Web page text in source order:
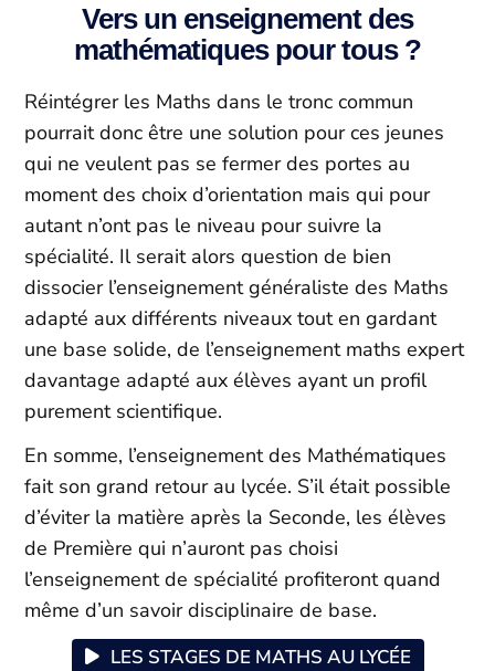
Vers un enseignement des
mathématiques pour tous ?
Réintégrer les Maths dans le tronc commun
pourrait donc être une solution pour ces jeunes
qui ne veulent pas se fermer des portes au
moment des choix d’orientation mais qui pour
autant n’ont pas le niveau pour suivre la
spécialité. Il serait alors question de bien
dissocier l’enseignement généraliste des Maths
adapté aux différents niveaux tout en gardant
une base solide, de l’enseignement maths expert
davantage adapté aux élèves ayant un profil
purement scientifique.
En somme, l’enseignement des Mathématiques
fait son grand retour au lycée. S’il était possible
d’éviter la matière après la Seconde, les élèves
de Première qui n’auront pas choisi
l’enseignement de spécialité profiteront quand
même d’un savoir disciplinaire de base.
LES STAGES DE MATHS AU LYCÉE